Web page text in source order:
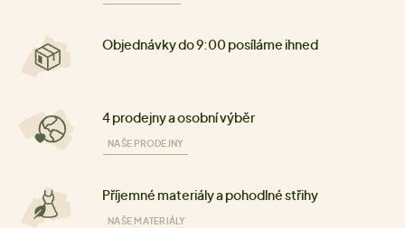
Objednávky do 9:00 posíláme ihned
4 prodejny a osobní výběr
NAŠE PRODEJNY
Příjemné materiály a pohodlné střihy
NAŠE MATERIÁLY